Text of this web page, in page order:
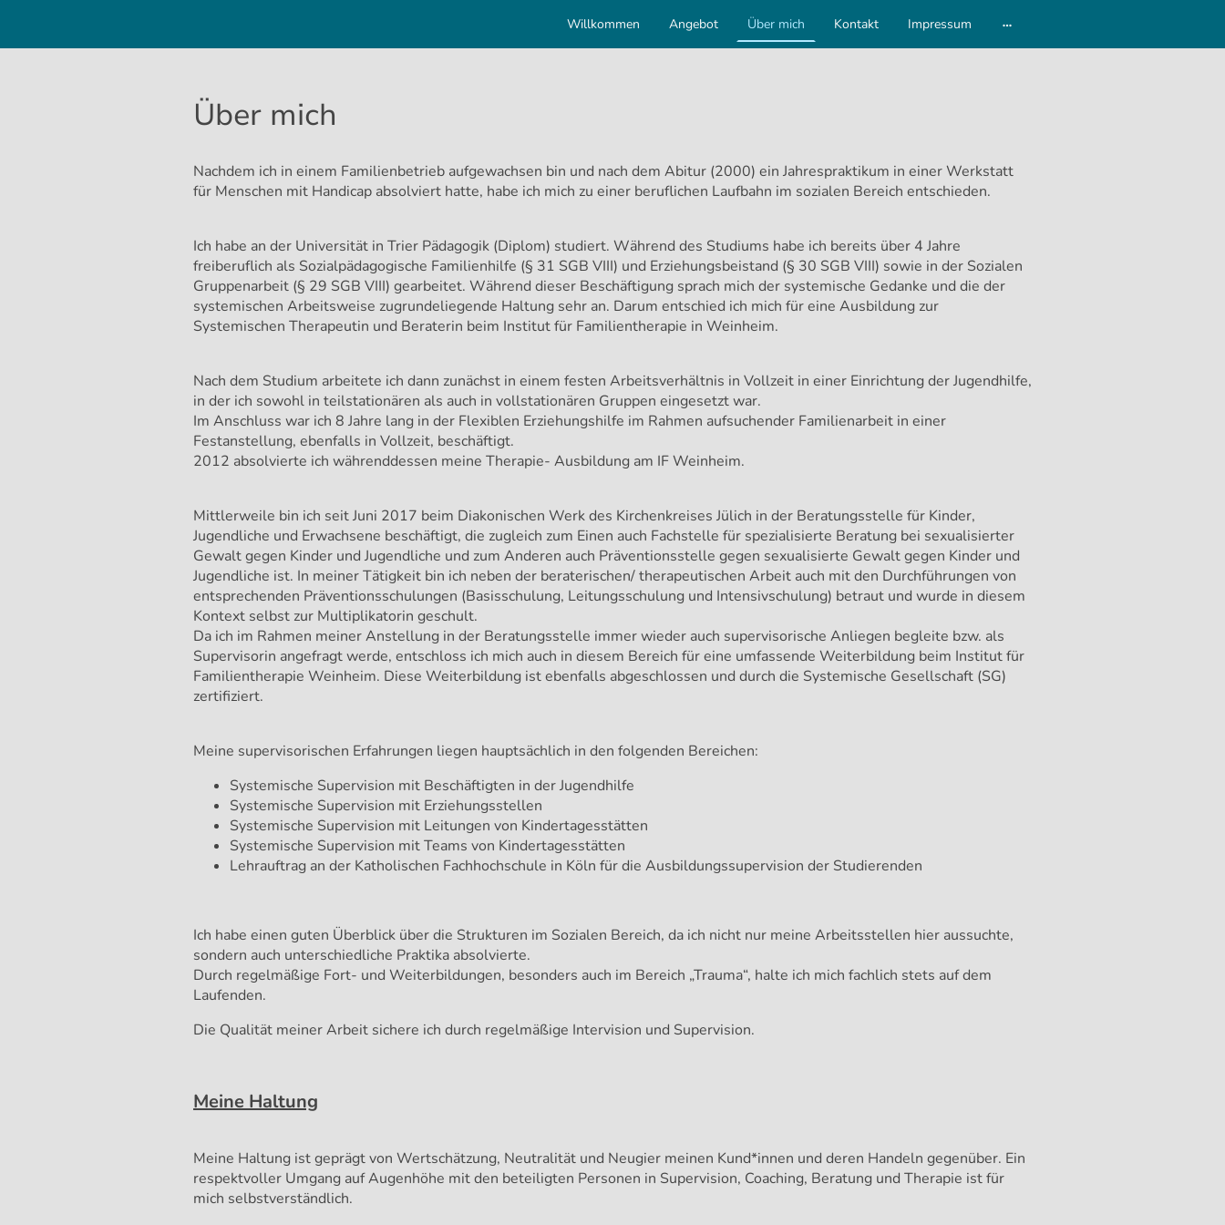
Willkommen Angebot Über mich Kontakt Impressum
Über mich
Nachdem ich in einem Familienbetrieb aufgewachsen bin und nach dem Abitur (2000) ein Jahrespraktikum in einer Werkstatt
für Menschen mit Handicap absolviert hatte, habe ich mich zu einer beruflichen Laufbahn im sozialen Bereich entschieden.
Ich habe an der Universität in Trier Pädagogik (Diplom) studiert. Während des Studiums habe ich bereits über 4 Jahre
freiberuflich als Sozialpädagogische Familienhilfe (§ 31 SGB VIII) und Erziehungsbeistand (§ 30 SGB VIII) sowie in der Sozialen
Gruppenarbeit (§ 29 SGB VIII) gearbeitet. Während dieser Beschäftigung sprach mich der systemische Gedanke und die der
systemischen Arbeitsweise zugrundeliegende Haltung sehr an. Darum entschied ich mich für eine Ausbildung zur
Systemischen Therapeutin und Beraterin beim Institut für Familientherapie in Weinheim.
Nach dem Studium arbeitete ich dann zunächst in einem festen Arbeitsverhältnis in Vollzeit in einer Einrichtung der Jugendhilfe,
in der ich sowohl in teilstationären als auch in vollstationären Gruppen eingesetzt war.
Im Anschluss war ich 8 Jahre lang in der Flexiblen Erziehungshilfe im Rahmen aufsuchender Familienarbeit in einer
Festanstellung, ebenfalls in Vollzeit, beschäftigt.
2012 absolvierte ich währenddessen meine Therapie- Ausbildung am IF Weinheim.
Mittlerweile bin ich seit Juni 2017 beim Diakonischen Werk des Kirchenkreises Jülich in der Beratungsstelle für Kinder,
Jugendliche und Erwachsene beschäftigt, die zugleich zum Einen auch Fachstelle für spezialisierte Beratung bei sexualisierter
Gewalt gegen Kinder und Jugendliche und zum Anderen auch Präventionsstelle gegen sexualisierte Gewalt gegen Kinder und
Jugendliche ist. In meiner Tätigkeit bin ich neben der beraterischen/ therapeutischen Arbeit auch mit den Durchführungen von
entsprechenden Präventionsschulungen (Basisschulung, Leitungsschulung und Intensivschulung) betraut und wurde in diesem
Kontext selbst zur Multiplikatorin geschult.
Da ich im Rahmen meiner Anstellung in der Beratungsstelle immer wieder auch supervisorische Anliegen begleite bzw. als
Supervisorin angefragt werde, entschloss ich mich auch in diesem Bereich für eine umfassende Weiterbildung beim Institut für
Familientherapie Weinheim. Diese Weiterbildung ist ebenfalls abgeschlossen und durch die Systemische Gesellschaft (SG)
zertifiziert.
Meine supervisorischen Erfahrungen liegen hauptsächlich in den folgenden Bereichen:
Systemische Supervision mit Beschäftigten in der Jugendhilfe
Systemische Supervision mit Erziehungsstellen
Systemische Supervision mit Leitungen von Kindertagesstätten
Systemische Supervision mit Teams von Kindertagesstätten
Lehrauftrag an der Katholischen Fachhochschule in Köln für die Ausbildungssupervision der Studierenden
Ich habe einen guten Überblick über die Strukturen im Sozialen Bereich, da ich nicht nur meine Arbeitsstellen hier aussuchte,
sondern auch unterschiedliche Praktika absolvierte.
Durch regelmäßige Fort- und Weiterbildungen, besonders auch im Bereich „Trauma“, halte ich mich fachlich stets auf dem
Laufenden.
Die Qualität meiner Arbeit sichere ich durch regelmäßige Intervision und Supervision.
Meine Haltung
Meine Haltung ist geprägt von Wertschätzung, Neutralität und Neugier meinen Kund*innen und deren Handeln gegenüber. Ein
respektvoller Umgang auf Augenhöhe mit den beteiligten Personen in Supervision, Coaching, Beratung und Therapie ist für
mich selbstverständlich.